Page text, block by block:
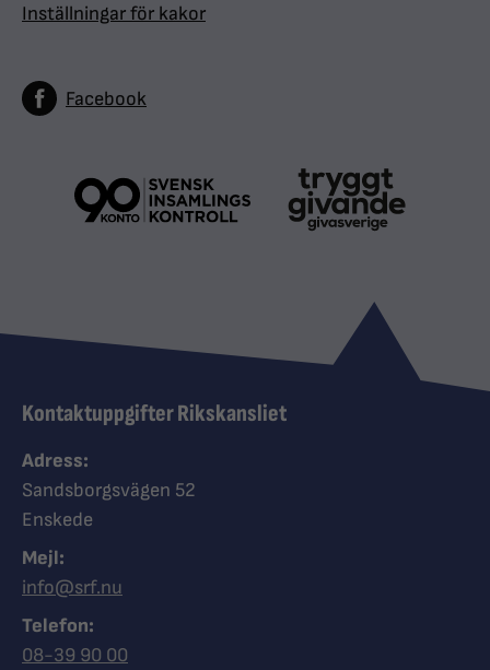
Inställningar för kakor
Facebook
Kontaktuppgifter Rikskansliet
Adress:
Sandsborgsvägen 52
Enskede
Mejl:
info@srf.nu
Telefon:
Ring Synskadades riksförbund
08-39 90 00